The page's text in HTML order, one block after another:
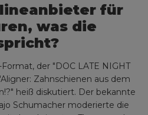
für
was die
der "DOC LATE NIGHT
Zahnschienen aus dem
heiß diskutiert. Der bekannte
Schumacher moderierte die